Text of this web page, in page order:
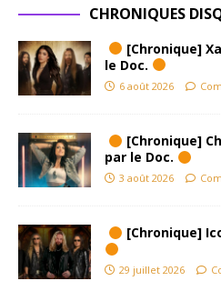
CHRONIQUES
[Chronique]
le Doc.
6 août 2026
[Chronique]
par le Doc.
3 août 2026
[Chronique]
29 juillet 2026